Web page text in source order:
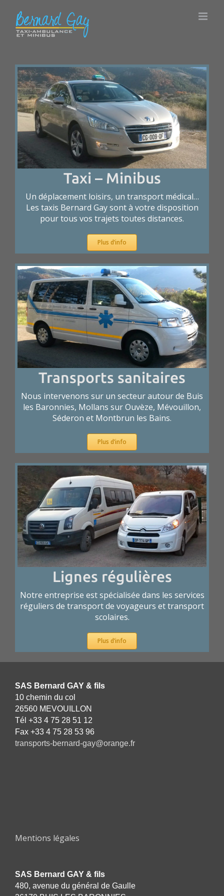
contenu
Taxi – Minibus
Un déplacement loisirs, un transport médical…
Les taxis Bernard Gay sont à votre disposition
pour tous vos trajets toutes distances.
Plus d’info
Transports sanitaires
Nous intervenons sur un secteur autour de Buis
les Baronnies, Mollans sur Ouvèze, Mévouillon,
Séderon et Montbrun les Bains.
Plus d’info
Lignes régulières
Notre entreprise est spécialisée dans les services
réguliers de transport de voyageurs et transport
scolaires.
Plus d’info
SAS Bernard GAY & fils
10 chemin du col
26560 MEVOUILLON
Tél +33 4 75 28 51 12
Fax +33 4 75 28 53 96
transports-bernard-gay@orange.fr
Mentions légales
SAS Bernard GAY & fils
480, avenue du général de Gaulle